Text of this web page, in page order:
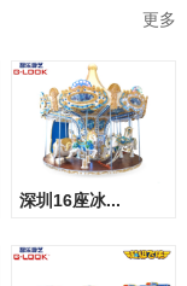
更多
深圳16座冰...